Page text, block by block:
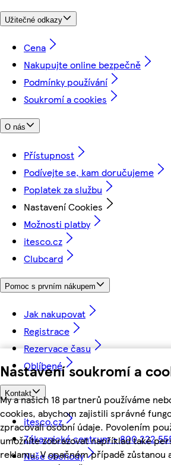
Nastavení soukromí a
My a našich 18 partnerů používáme
cookies, abychom zajistili správné
zpracovali osobní údaje. Povolením
umožníte zobrazovat například také
reklamu. V opačném případě zůstanou
Užitečné odkazy
Cena
Nakupujte online bezpečně
Podmínky používání
Soukromí a cookies
O nás
Přístupnost
Podívejte se, kam doručujeme
Poplatek za službu
Nastavení Cookies
Možnosti platby
itesco.cz
Clubcard
Pomoc s prvním nákupem
Jak nakupovat
Registrace
Rezervace času
Oblíbené
Kontakt
itesco.cz
Zákaznické centrum - 800 222
Naše obchody